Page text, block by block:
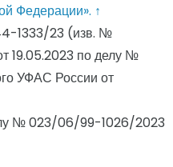
Федерации». ↑
1333/23 (изв. №
19.05.2023 по делу №
УФАС России от
№ 023/06/99-1026/2023